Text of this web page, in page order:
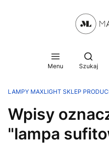
Menu Szukaj
LAMPY MAXLIGHT SKLEP
Wpisy
"lampa